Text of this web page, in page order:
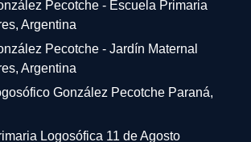
Pecotche - Escuela Primaria
Argentina
Pecotche - Jardín Maternal
Argentina
González Pecotche Paraná,
Logosófica 11 de Agosto